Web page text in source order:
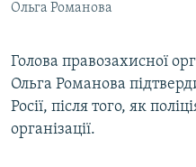
ІНФОГРАФІКА
ДОЛУЧАЙСЯ!
Усі сайти RFE/RL
Ольга Романова
Голова правозахисної
Ольга Романова
Росії, після того, як
організації.